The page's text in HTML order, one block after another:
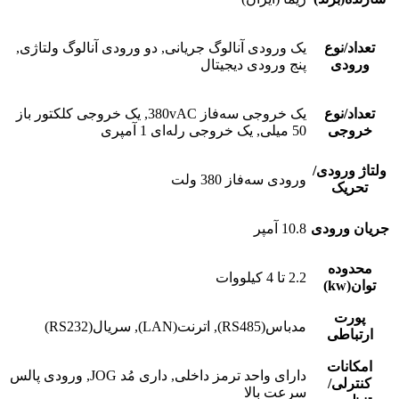
تعداد/نوع
ورودی
یک ورودی آنالوگ جریانی, دو ورودی آنالوگ ولتاژی,
پنج ورودی دیجیتال
تعداد/نوع
خروجی
یک خروجی سه‌فاز 380vAC, یک خروجی کلکتور باز
50 میلی, یک خروجی رله‌ای 1 آمپری
ولتاژ ورودی/
تحریک
ورودی سه‌فاز 380 ولت
جریان ورودی 10.8 آمپر
محدوده
توان(kw)
2.2 تا 4 کیلووات
پورت
ارتباطی
مدباس(RS485), اترنت(LAN), سریال(RS232)
امکانات
کنترلی/
دارای واحد ترمز داخلی, داری مُد JOG, ورودی پالس
سرعت بالا